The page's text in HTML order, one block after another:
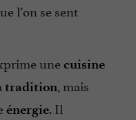
l’on se sent
unecuisine
tradition, mais
énergie. Il